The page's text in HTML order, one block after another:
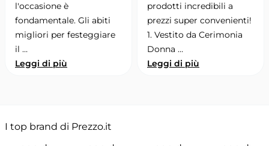
l'occasione è
fondamentale. Gli abiti
migliori per festeggiare
il …
Leggi di più
prodotti incredibili a
prezzi super convenienti!
1. Vestito da Cerimonia
Donna …
Leggi di più
I top brand di Prezzo.it